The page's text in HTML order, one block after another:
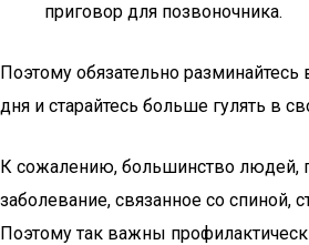
приговор для позвоночника.
Поэтому обязательно разминайтесь
дня и старайтесь больше гулять в
К сожалению, большинство людей,
заболевание, связанное со спиной,
Поэтому так важны